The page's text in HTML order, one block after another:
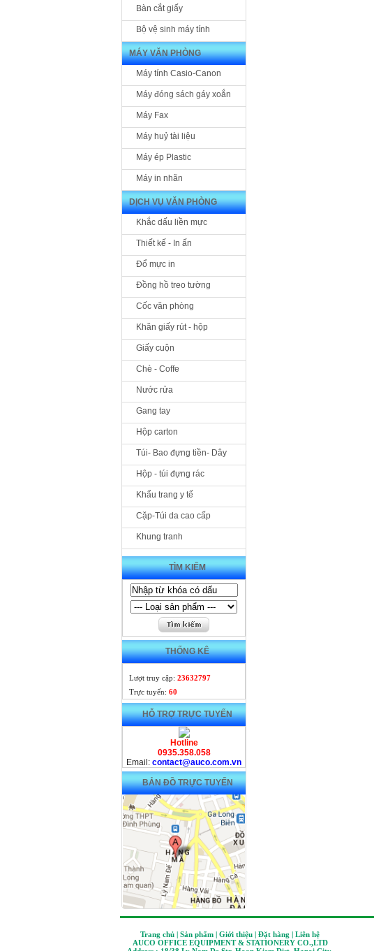
Bàn cắt giấy
Bộ vệ sinh máy tính
MÁY VĂN PHÒNG
Máy tính Casio-Canon
Máy đóng sách gáy xoắn
Máy Fax
Máy huỷ tài liệu
Máy ép Plastic
Máy in nhãn
DỊCH VỤ VĂN PHÒNG
Khắc dấu liền mực
Thiết kế - In ấn
Đổ mực in
Đồng hồ treo tường
Cốc văn phòng
Khăn giấy rút - hộp
Giấy cuộn
Chè - Coffe
Nước rửa
Gang tay
Hộp carton
Túi- Bao đựng tiền- Dây
Hộp - túi đựng rác
Khẩu trang y tế
Cặp-Túi da cao cấp
Khung tranh
TÌM KIẾM
THỐNG KÊ
Lượt truy cập: 23632797
Trực tuyến: 60
HỖ TRỢ TRỰC TUYẾN
Hotline
0935.358.058
Email: contact@auco.com.vn
BẢN ĐỒ TRỰC TUYẾN
Trang chủ | Sản phẩm | Giới thiệu | Đặt hàng | Liên hệ
AUCO OFFICE EQUIPMENT & STATIONERY CO.,LTD